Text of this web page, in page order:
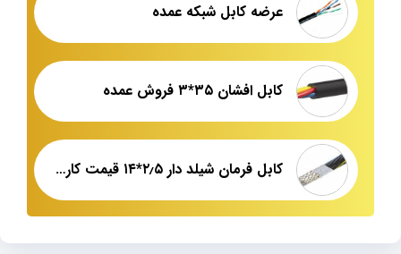
عرضه کابل شبکه عمده
کابل افشان ۳۵*۳ فروش عمده
کابل فرمان شیلد دار ۲٫۵*۱۴ قیمت کارخانه